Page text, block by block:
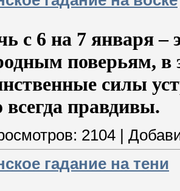
с 6 на 7 января –
поверьям, в
силы
всегда правдивы.
2104 |
гадание на тени